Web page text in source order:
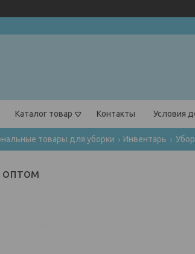
Каталог товар Контакты Условия
товары для уборки Инвентарь